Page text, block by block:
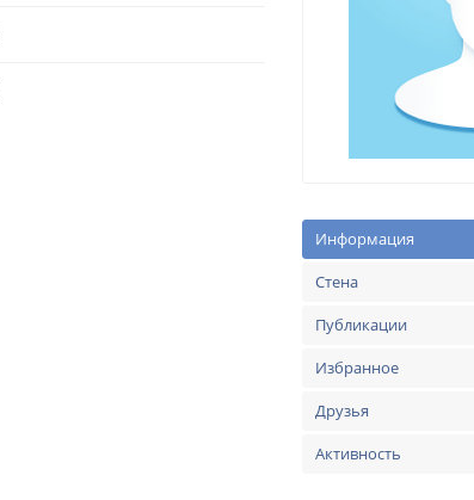
Информация
Стена
Публикации
Избранное
Друзья
Активность